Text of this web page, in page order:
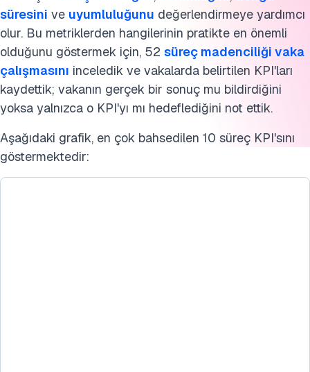
süresini ve uyumluluğunu değerlendirmeye yardımcı
olur. Bu metriklerden hangilerinin pratikte en önemli
olduğunu göstermek için, 52 süreç madenciliği vaka
çalışmasını inceledik ve vakalarda belirtilen KPI'ları
kaydettik; vakanın gerçek bir sonuç mu bildirdiğini
yoksa yalnızca o KPI'yı mı hedeflediğini not ettik.
Aşağıdaki grafik, en çok bahsedilen 10 süreç KPI'sını
göstermektedir:
En yaygın 5 KPI nedir?
Daha fazla bilgi
Bu benchmarkı kaynak gösterin